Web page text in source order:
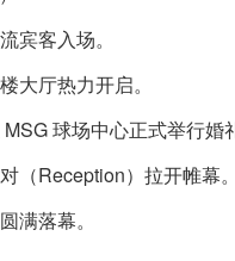
宾客入场。
大厅热力开启。
球场中心正式举行婚
（Reception）拉开帷幕。
满落幕。